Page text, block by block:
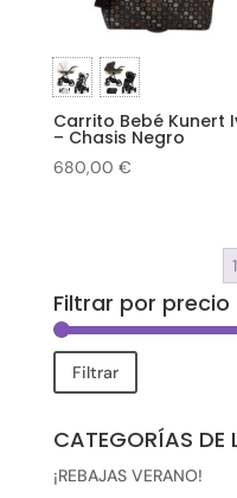
Carrito Bebé Kunert
– Chasis Negro
680,00 €
1
Filtrar por precio
Filtrar
CATEGORÍAS DE
¡REBAJAS VERANO!